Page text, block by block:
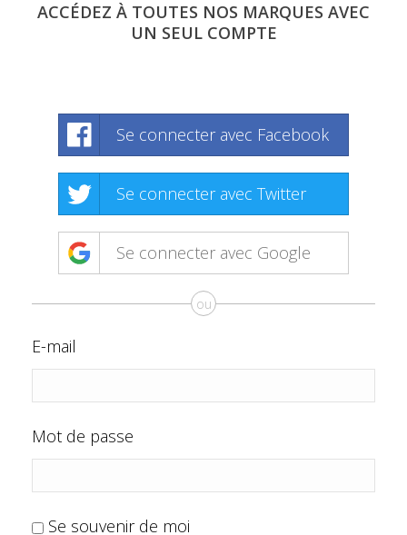
ACCÉDEZ À TOUTES NOS MARQUES AVEC
UN SEUL COMPTE
Se connecter avec Facebook
Se connecter avec Twitter
Se connecter avec Google
ou
E-mail
Mot de passe
Se souvenir de moi